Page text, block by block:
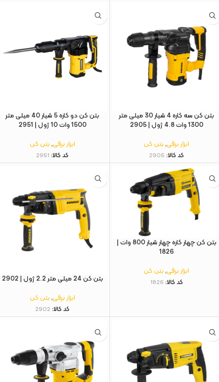
بتن کن سه کاره 4 شیار 30 میلی متر
1300 وات 4.8 ژول | 2905
ابزار برقی,بتن کن
کد کالا: 2905
بتن کن دو کاره 5 شیار 40 میلی متر
1500 وات 10 ژول | 2951
ابزار برقی,بتن کن
کد کالا: 2951
بتن‌ کن چهار کاره چهار شیار 800 وات |
1826
ابزار برقی,بتن کن
کد کالا: 1826
بتن کن 24 میلی متر 2.2 ژول | 2902
ابزار برقی,بتن کن
کد کالا: 2902